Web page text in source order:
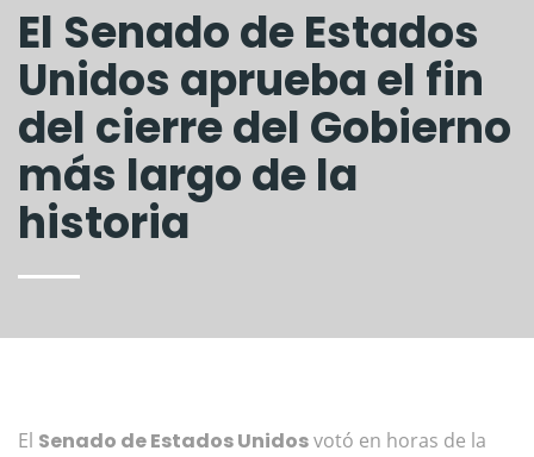
El Senado de Estados
Unidos aprueba el fin
del cierre del Gobierno
más largo de la
historia
El Senado de Estados Unidosvotó en horas de la